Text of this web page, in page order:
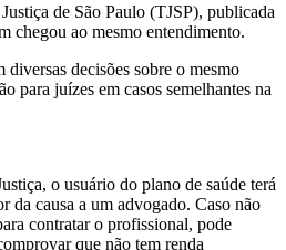
de São Paulo (TJSP), publicada
chegou ao mesmo entendimento.
diversas decisões sobre o mesmo
para juízes em casos semelhantes na
o usuário do plano de saúde terá
da causa a um advogado. Caso não
contratar o profissional, pode
que não tem renda